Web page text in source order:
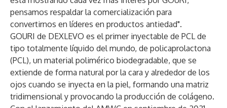
pensamos respaldar la comercialización para
convertirnos en líderes en productos antiedad".
GOURI de DEXLEVO es el primer inyectable de PCL de
tipo totalmente líquido del mundo, de policaprolactona
(PCL), un material polimérico biodegradable, que se
extiende de forma natural por la cara y alrededor de los
ojos cuando se inyecta en la piel, formando una matriz
tridimensional y provocando la producción de colágeno.